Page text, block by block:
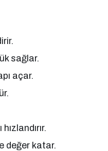
sağlar.
açar.
değer katar.